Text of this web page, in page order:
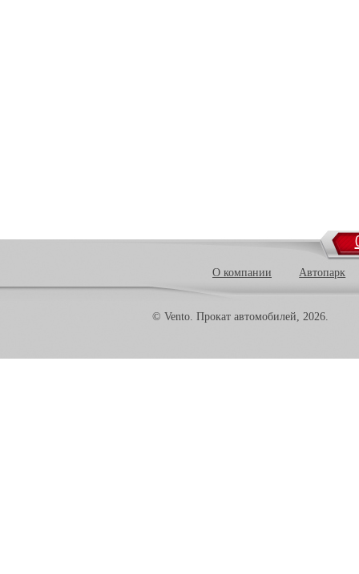
О компании Автопарк
© Vento. Прокат автомобилей, 2026.